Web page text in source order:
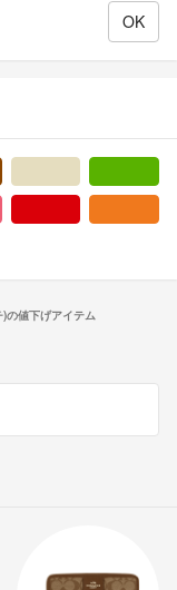
の値下げアイテム